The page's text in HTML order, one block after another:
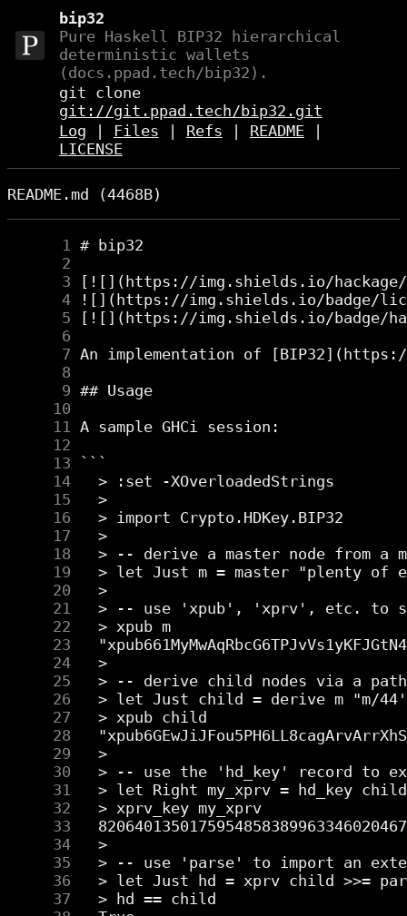
bip32
Pure Haskell BIP32 hierarchical
deterministic wallets
(docs.ppad.tech/bip32).
git clone
git://git.ppad.tech/bip32.git
Log
Files Refs README|
LICENSE
README.md (4468B)
      1
      2
      3
      4
      5
      6
      7
      8
      9
     10
     11
     12
     13
     14
     15
     16
     17
     18
     19
     20
     21
     22
     23
     24
     25
     26
     27
     28
     29
     30
     31
     32
     33
     34
     35
     36
     37